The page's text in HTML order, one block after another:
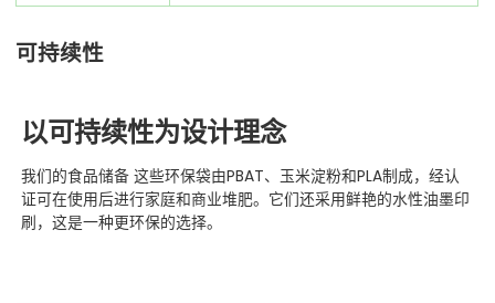
可持续性
以可持续性为设计理念
我们的食品储备这些环保袋由PBAT、玉米淀粉和PLA制成，经认
证可在使用后进行家庭和商业堆肥。它们还采用鲜艳的水性油墨印
刷，这是一种更环保的选择。